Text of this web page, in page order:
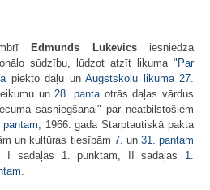
Edmunds Lukevicsiesniedza
sūdzību, lūdzot atzīt likuma " Par
piekto daļu unAugstskolu likuma 27.
un28. pantaotrās daļas vārdus
sasniegšanai" par neatbilstošiem
pantam, 1966. gada Starptautiskā pakta
un kultūras tiesībām 7. un 31. pantam
I sadaļas 1. punktam, II sadaļas 1.
.